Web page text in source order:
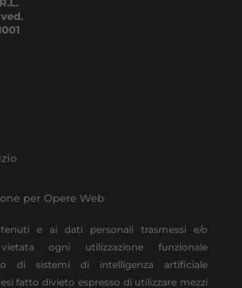
per Opere Web
e ai dati personali trasmessi e/o
ogni utilizzazione funzionale
di sistemi di intelligenza artificiale
fatto divieto espresso di utilizzare mezzi